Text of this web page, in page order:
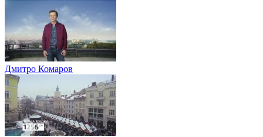
Дмитро Комаров